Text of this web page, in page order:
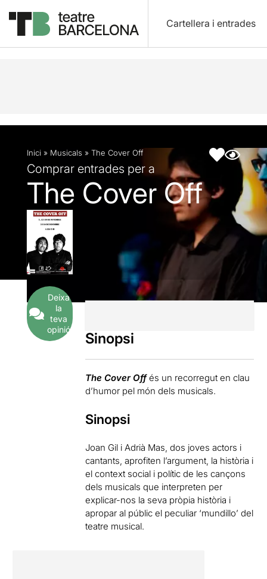
Cartellera i entrades
Descripció Fitxa artística
Inici » Musicals » The Cover Off
Comprar entrades per a
The Cover Off
Deixa
la
teva
opinió
Sinopsi
The Cover Offés un recorregut en clau
d’humor pel món dels musicals.
Sinopsi
Joan Gil i Adrià Mas, dos joves actors i
cantants, aprofiten l’argument, la història i
el context social i polític de les cançons
dels musicals que interpreten per
explicar-nos la seva pròpia història i
apropar al públic el peculiar ‘mundillo’ del
teatre musical.